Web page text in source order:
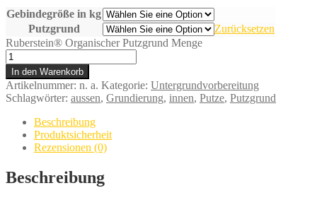
Gebindegröße in kg
Putzgrund
Zurücksetzen
Ruberstein® Organischer Putzgrund Menge
In den Warenkorb
Artikelnummer: n. a. Kategorie: Untergrundvorbereitung
Schlagwörter: aussen, Grundierung, innen, Putze, Putzgrund
Beschreibung
Produktsicherheit
Rezensionen (0)
Beschreibung